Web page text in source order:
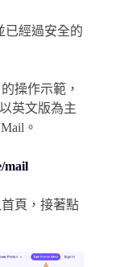
已經過安全的
操作示範，
英文版為主
。
mail
頁，接著點